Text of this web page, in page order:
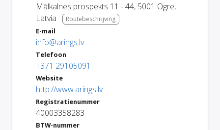
Mālkalnes prospekts 11 - 44, 5001 Ogre,
Latvia
Routebeschrijving
E-mail
info@arings.lv
Telefoon
+371 29105091
Website
http://www.arings.lv
Registratienummer
40003358283
BTW-nummer